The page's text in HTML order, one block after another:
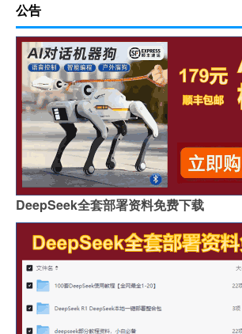
公告
DeepSeek全套部署资料免费下载